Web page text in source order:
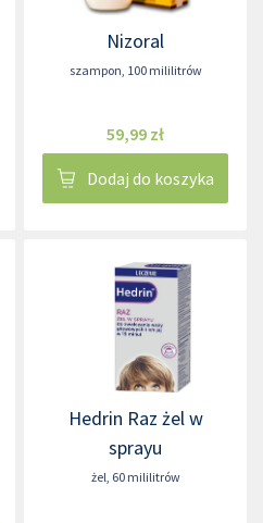
Nizoral
szampon, 100 mililitrów
59,99 zł
Dodaj do koszyka
Hedrin Raz żel w
sprayu
żel, 60 mililitrów